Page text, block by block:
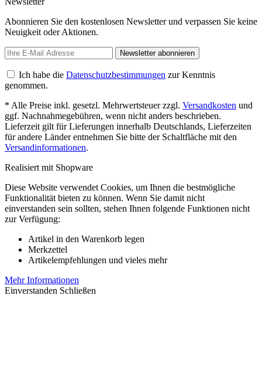
Abonnieren Sie den kostenlosen Newsletter und verpassen Sie keine
Neuigkeit oder Aktionen.
Newsletter abonnieren
Ich habe die Datenschutzbestimmungen zur Kenntnis
genommen.
* Alle Preise inkl. gesetzl. Mehrwertsteuer zzgl. Versandkosten und
ggf. Nachnahmegebühren, wenn nicht anders beschrieben.
Lieferzeit gilt für Lieferungen innerhalb Deutschlands, Lieferzeiten
für andere Länder entnehmen Sie bitte der Schaltfläche mit den
Versandinformationen.
Realisiert mit Shopware
Diese Website verwendet Cookies, um Ihnen die bestmögliche
Funktionalität bieten zu können. Wenn Sie damit nicht
einverstanden sein sollten, stehen Ihnen folgende Funktionen nicht
zur Verfügung:
Artikel in den Warenkorb legen
Merkzettel
Artikelempfehlungen und vieles mehr
Mehr Informationen
Einverstanden Schließen